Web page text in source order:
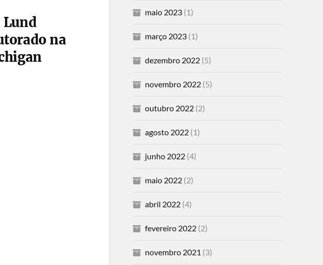
Lund
na
maio 2023(1)
março 2023(1)
dezembro 2022(5)
novembro 2022(5)
outubro 2022(2)
agosto 2022(1)
junho 2022(4)
maio 2022(2)
abril 2022(4)
fevereiro 2022(2)
novembro 2021 (3)